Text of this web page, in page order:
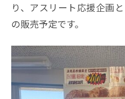
り、アスリート応援企画
の販売予定です。